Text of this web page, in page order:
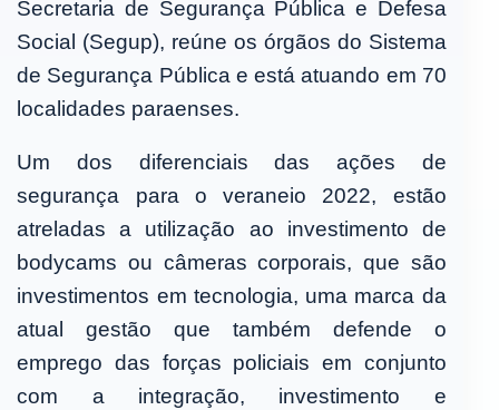
Secretaria de Segurança Pública e Defesa
Social (Segup), reúne os órgãos do Sistema
de Segurança Pública e está atuando em 70
localidades paraenses.
Um dos diferenciais das ações de
segurança para o veraneio 2022, estão
atreladas a utilização ao investimento de
bodycams ou câmeras corporais, que são
investimentos em tecnologia, uma marca da
atual gestão que também defende o
emprego das forças policiais em conjunto
com a integração, investimento e